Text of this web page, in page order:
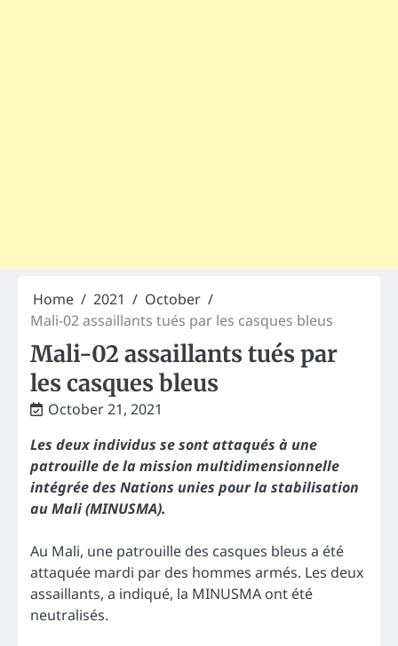
Home 2021
October
Mali-02 assaillants tués par les casques bleus
Mali-02 assaillants tués par
les casques bleus
October 21, 2021
Les deux individus se sont attaqués à une
patrouille de la mission multidimensionnelle
intégrée des Nations unies pour la stabilisation
au Mali (MINUSMA).
Au Mali, une patrouille des casques bleus a été
attaquée mardi par des hommes armés. Les deux
assaillants, a indiqué, la MINUSMA ont été
neutralisés.